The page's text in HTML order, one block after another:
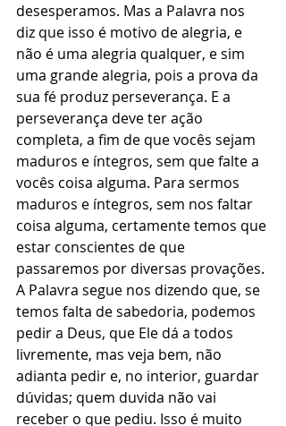
desesperamos. Mas a Palavra nos
diz que isso é motivo de alegria, e
não é uma alegria qualquer, e sim
uma grande alegria, pois a prova da
sua fé produz perseverança. E a
perseverança deve ter ação
completa, a fim de que vocês sejam
maduros e íntegros, sem que falte a
vocês coisa alguma. Para sermos
maduros e íntegros, sem nos faltar
coisa alguma, certamente temos que
estar conscientes de que
passaremos por diversas provações.
A Palavra segue nos dizendo que, se
temos falta de sabedoria, podemos
pedir a Deus, que Ele dá a todos
livremente, mas veja bem, não
adianta pedir e, no interior, guardar
dúvidas; quem duvida não vai
receber o que pediu. Isso é muito